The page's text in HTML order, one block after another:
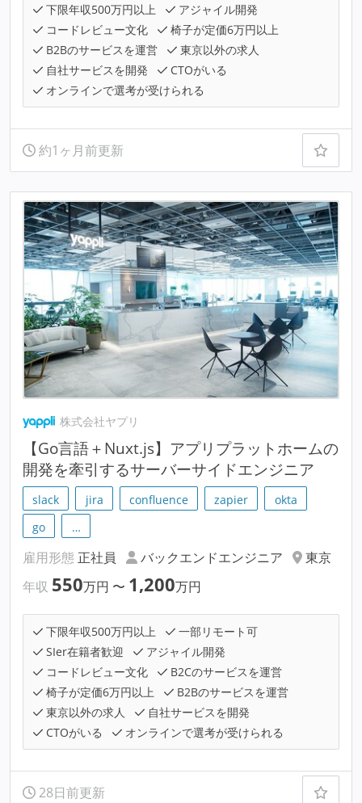
下限年収500万円以上
アジャイル開発
コードレビュー文化
椅子が定価6万円以上
B2Bのサービスを運営
東京以外の求人
自社サービスを開発
CTOがいる
オンラインで選考が受けられる
約1ヶ月前更新
株式会社ヤプリ
【Go言語＋Nuxt.js】アプリプラットホームの
開発を牽引するサーバーサイドエンジニア
slack jira confluence zapier
okta
go
…
雇用形態 正社員 バックエンドエンジニア
東京
年収 550万円 〜 1,200万円
下限年収500万円以上
一部リモート可
SIer在籍者歓迎
アジャイル開発
コードレビュー文化
B2Cのサービスを運営
椅子が定価6万円以上
B2Bのサービスを運営
東京以外の求人
自社サービスを開発
CTOがいる
オンラインで選考が受けられる
28日前更新